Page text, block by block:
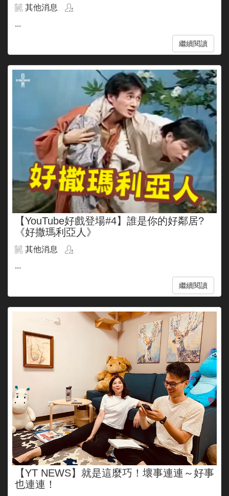
其他消息
...
繼續閱讀
【YouTube好戲登場#4】誰是你的好鄰居?
《好撒瑪利亞人》
其他消息
...
繼續閱讀
【YT NEWS】就是這麼巧！壞事連連～好事
也連連！